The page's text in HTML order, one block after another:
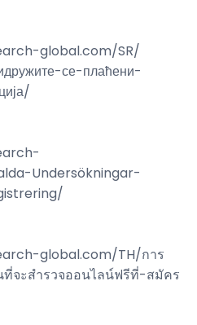
global.com/SR/
се-плаћени-
/
Undersökningar-
/
global.com/TH/การ
ที่จะสำรวจออนไลน์ฟรีที่-สมัคร